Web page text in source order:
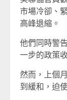
市場冷卻、
高峰退縮。
他們同時警
一步的政策
然而，上個
到緩和，迫